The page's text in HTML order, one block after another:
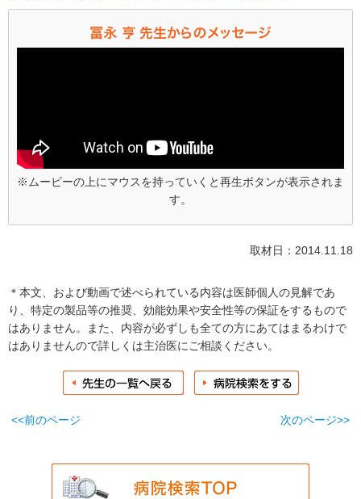
※ムービーの上にマウスを持っていくと再生ボタンが表示されま
す。
取材日：2014.11.18
＊本文、および動画で述べられている内容は医師個人の見解であ
り、特定の製品等の推奨、効能効果や安全性等の保証をするもので
はありません。また、内容が必ずしも全ての方にあてはまるわけで
はありませんので詳しくは主治医にご相談ください。
<<前のページ 次のページ>>